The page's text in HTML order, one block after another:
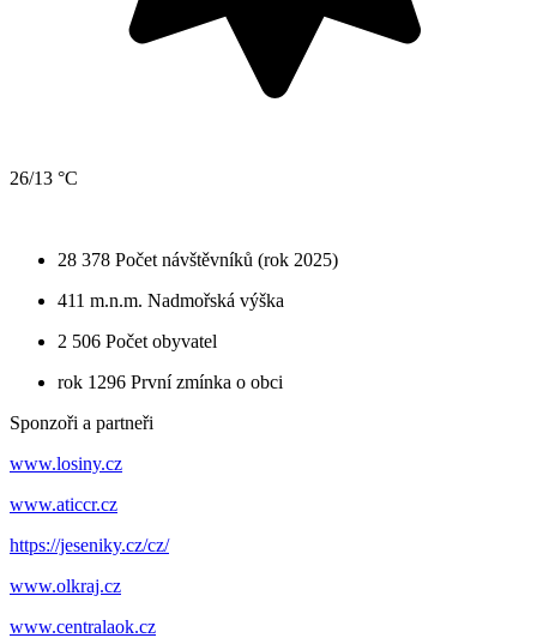
26/13 °C
28 378 Počet návštěvníků (rok 2025)
411 m.n.m. Nadmořská výška
2 506 Počet obyvatel
rok 1296 První zmínka o obci
Sponzoři a partneři
www.losiny.cz
www.aticcr.cz
https://jeseniky.cz/cz/
www.olkraj.cz
www.centralaok.cz